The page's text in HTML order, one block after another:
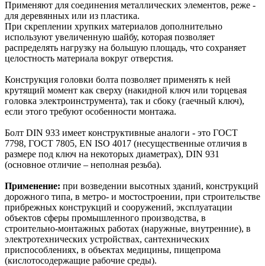
Применяют для соединения металлических элементов, реже -
для деревянных или из пластика.
При скреплении хрупких материалов дополнительно
используют увеличенную шайбу, которая позволяет
распределять нагрузку на большую площадь, что сохраняет
целостность материала вокруг отверстия.
Конструкция головки болта позволяет применять к ней
крутящий момент как сверху (накидной ключ или торцевая
головка электроинструмента), так и сбоку (гаечный ключ),
если этого требуют особенности монтажа.
Болт DIN 933 имеет конструктивные аналоги - это ГОСТ
7798, ГОСТ 7805, EN ISO 4017 (несущественные отличия в
размере под ключ на некоторых диаметрах), DIN 931
(основное отличие – неполная резьба).
Применение: при возведении высотных зданий, конструкций
дорожного типа, в метро- и мостостроении, при строительстве
прибрежных конструкций и сооружений, эксплуатации
объектов сферы промышленного производства, в
строительно-монтажных работах (наружные, внутренние), в
электротехнических устройствах, сантехнических
приспособлениях, в объектах медицины, пищепрома
(кислотосодержащие рабочие среды).